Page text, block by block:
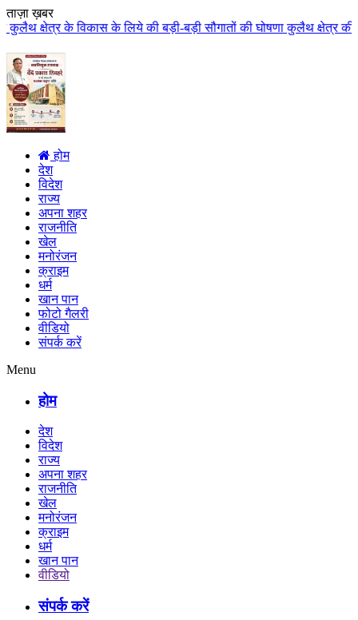
ताज़ा ख़बर
की बड़ी-बड़ी सौगातों की घोषणा कुलैथ क्षेत्र की जनता ने मुख्यमंत्री डॉ.
होम
देश
विदेश
राज्य
अपना शहर
राजनीति
खेल
मनोरंजन
क्राइम
धर्म
खान पान
फोटो गैलरी
वीडियो
संपर्क करें
Menu
होम
देश
विदेश
राज्य
अपना शहर
राजनीति
खेल
मनोरंजन
क्राइम
धर्म
खान पान
वीडियो
संपर्क करें